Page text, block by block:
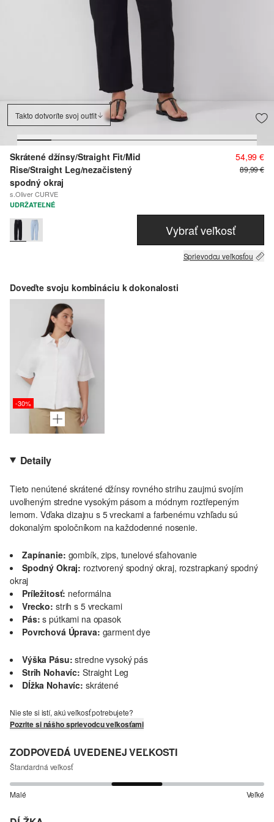
Takto dotvoríte svoj outfit
Skrátené džínsy/Straight Fit/Mid
Rise/Straight Leg/nezačistený
spodný okraj
s.Oliver CURVE
54,99 €
89,99 €
UDRŽATEĽNÉ
Vybrať veľkosť
Sprievodcu veľkosťou
Doveďte svoju kombináciu k dokonalosti
-30%
Detaily
Tieto nenútené skrátené džínsy rovného strihu zaujmú svojím
uvoľneným stredne vysokým pásom a módnym roztřepeným
lemom. Vďaka dizajnu s 5 vreckami a farbenému vzhľadu sú
dokonalým spoločníkom na každodenné nosenie.
Zapínanie: gombík, zips, tunelové sťahovanie
Spodný Okraj: roztvorený spodný okraj, rozstrapkaný spodný
okraj
Príležitosť: neformálna
Vrecko: strih s 5 vreckami
Pás: s pútkami na opasok
Povrchová Úprava: garment dye
Výška Pásu: stredne vysoký pás
Strih Nohavíc: Straight Leg
Dĺžka Nohavíc: skrátené
Nie ste si istí, akú veľkosť potrebujete?
Pozrite si nášho sprievodcu veľkosťami
ZODPOVEDÁ UVEDENEJ VEĽKOSTI
Štandardná veľkosť
Malé Veľké